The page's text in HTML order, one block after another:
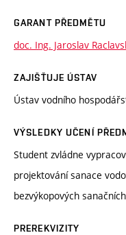
GARANT PŘEDMĚTU
doc. Ing. Jaroslav
ZAJIŠŤUJE ÚSTAV
Ústav vodního
VÝSLEDKY UČENÍ
Student zvládne
projektování sanace
bezvýkopových
PREREKVIZITY